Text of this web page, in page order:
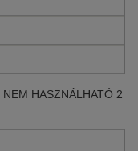
NEM HASZNÁLHATÓ 2